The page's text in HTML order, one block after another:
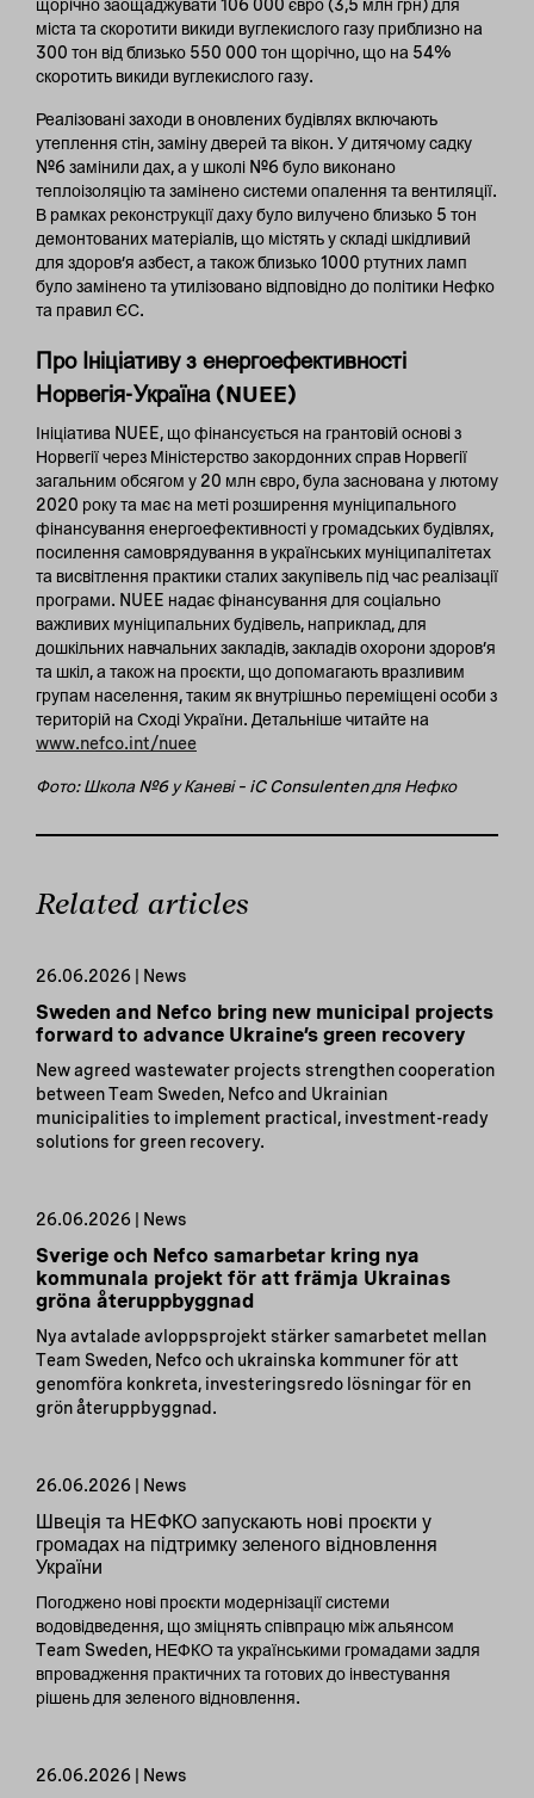
щорічно заощаджувати 106 000 євро (3,5 млн грн) для
міста та скоротити викиди вуглекислого газу приблизно на
300 тон від близько 550 000 тон щорічно, що на 54%
скоротить викиди вуглекислого газу.
Реалізовані заходи в оновлених будівлях включають
утеплення стін, заміну дверей та вікон. У дитячому садку
№6 замінили дах, а у школі №6 було виконано
теплоізоляцію та замінено системи опалення та вентиляції.
В рамках реконструкції даху було вилучено близько 5 тон
демонтованих матеріалів, що містять у складі шкідливий
для здоров’я азбест, а також близько 1000 ртутних ламп
було замінено та утилізовано відповідно до політики Нефко
та правил ЄС.
Про Ініціативу з енергоефективності
Норвегія-Україна (NUEE)
Ініціатива NUEE, що фінансується на грантовій основі з
Норвегії через Міністерство закордонних справ Норвегії
загальним обсягом у 20 млн євро, була заснована у лютому
2020 року та має на меті розширення муніципального
фінансування енергоефективності у громадських будівлях,
посилення самоврядування в українських муніципалітетах
та висвітлення практики сталих закупівель під час реалізації
програми. NUEE надає фінансування для соціально
важливих муніципальних будівель, наприклад, для
дошкільних навчальних закладів, закладів охорони здоров’я
та шкіл, а також на проєкти, що допомагають вразливим
групам населення, таким як внутрішньо переміщені особи з
територій на Сході України. Детальніше читайте на
www.nefco.int/nuee
Фото: Школа №6 у Каневі – iC Consulenten для Нефко
Related articles
26.06.2026 | News
Sweden and Nefco bring new municipal projects
forward to advance Ukraine’s green recovery
New agreed wastewater projects strengthen cooperation
between Team Sweden, Nefco and Ukrainian
municipalities to implement practical, investment-ready
solutions for green recovery.
26.06.2026 | News
Sverige och Nefco samarbetar kring nya
kommunala projekt för att främja Ukrainas
gröna återuppbyggnad
Nya avtalade avloppsprojekt stärker samarbetet mellan
Team Sweden, Nefco och ukrainska kommuner för att
genomföra konkreta, investeringsredo lösningar för en
grön återuppbyggnad.
26.06.2026 | News
Швеція та НЕФКО запускають нові проєкти у
громадах на підтримку зеленого відновлення
України
Погоджено нові проєкти модернізації системи
водовідведення, що зміцнять співпрацю між альянсом
Team Sweden, НЕФКО та українськими громадами задля
впровадження практичних та готових до інвестування
рішень для зеленого відновлення.
26.06.2026 | News